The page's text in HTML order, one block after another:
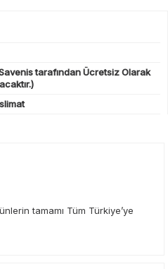
tarafından Ücretsiz Olarak
tamamı Tüm Türkiye’ye